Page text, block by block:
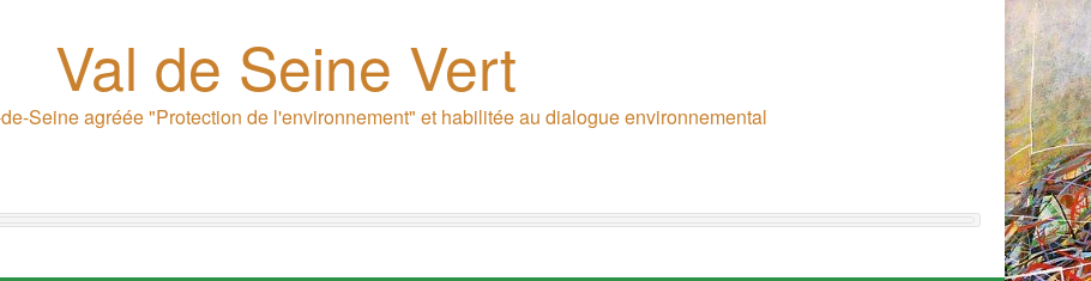
Val de Seine Vert
Seine agréée "Protection de l'environnement" et habilitée au dialogue environnemental